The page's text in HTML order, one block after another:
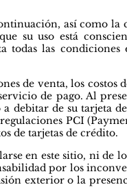
así como
su uso está
las condiciones
de venta, los costos
de pago. Al
debitar de su tarjeta
PCI
de tarjetas de crédito.
en este sitio, ni de
por los
exterior o la